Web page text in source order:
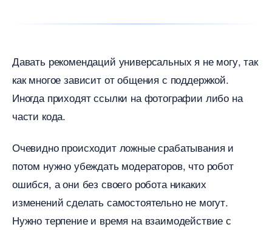
Давать рекомендаций универсальных я не могу, так
как многое зависит от общения с поддержкой.
Иногда приходят ссылки на фотографии либо на
части кода.
Очевидно происходит ложные срабатывания и
потом нужно убеждать модераторов, что робот
ошибся, а они без своего робота никаких
изменений сделать самостоятельно не могут.
Нужно терпение и время на взаимодействие с